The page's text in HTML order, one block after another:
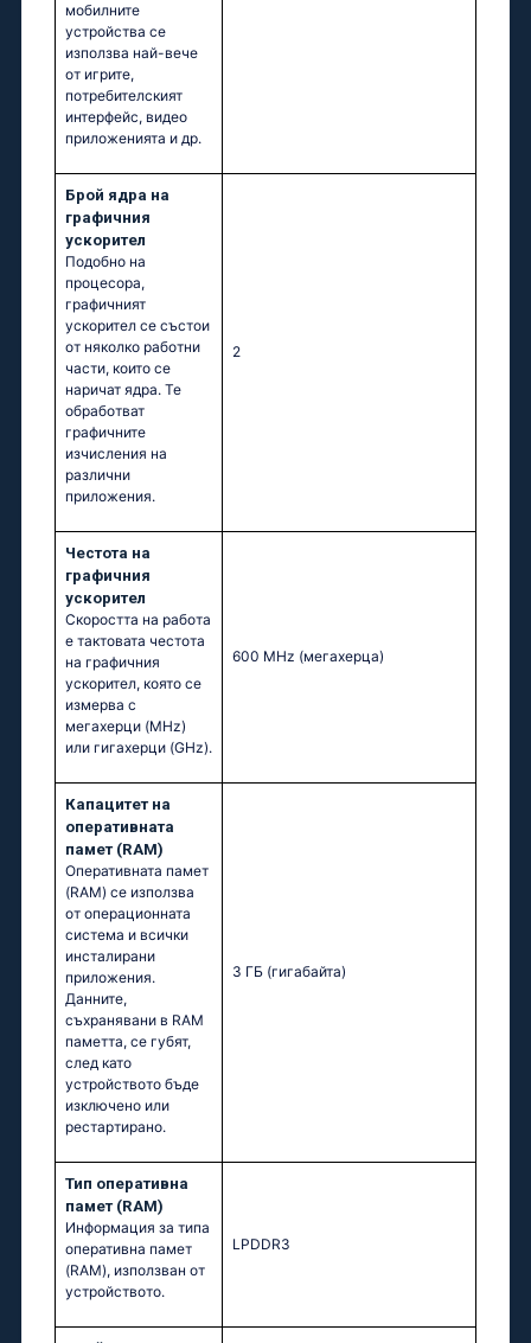
мобилните
устройства се
използва най-вече
от игрите,
потребителският
интерфейс, видео
приложенията и др.
Брой ядра на
графичния
ускорител
Подобно на
процесора,
графичният
ускорител се състои
от няколко работни
части, които се
наричат ядра. Те
обработват
графичните
изчисления на
различни
приложения.
2
Честота на
графичния
ускорител
Скоростта на работа
е тактовата честота
на графичния
ускорител, която се
измерва с
мегахерци (MHz)
или гигахерци (GHz).
600 MHz (мегахерца)
Капацитет на
оперативната
памет (RAM)
Оперативната памет
(RAM) се използва
от операционната
система и всички
инсталирани
приложения.
Данните,
съхранявани в RAM
паметта, се губят,
след като
устройството бъде
изключено или
рестартирано.
3 ГБ (гигабайта)
Тип оперативна
памет (RAM)
Информация за типа
оперативна памет
(RAM), използван от
устройството.
LPDDR3